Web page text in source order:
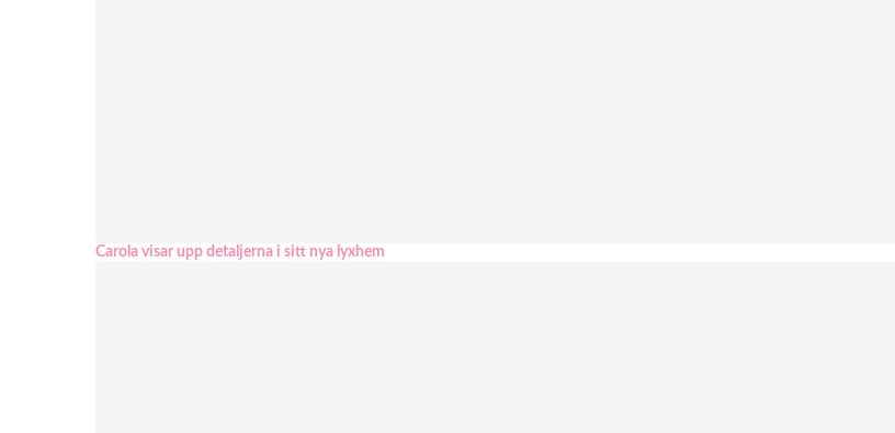
Carola visar upp detaljerna i sitt nya lyxhem